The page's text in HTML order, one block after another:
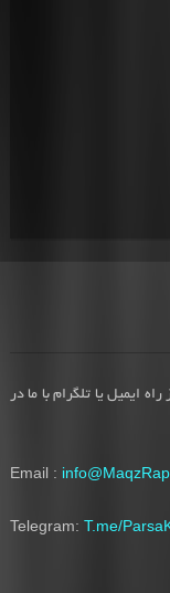
ایمیل یا تلگرام با ما در
Email :
Telegram: T.me/